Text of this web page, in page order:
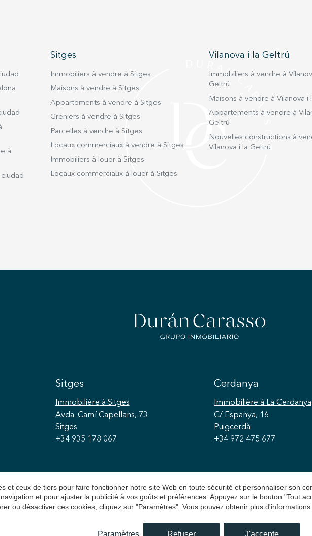
à
Sitges
Immobiliers à vendre à Sitges
Maisons à vendre à Sitges
Appartements à vendre à Sitges
Greniers à vendre à Sitges
Parcelles à vendre à Sitges
Locaux commerciaux à vendre à Sitges
Immobiliers à louer à Sitges
Locaux commerciaux à louer à Sitges
Vilanova i la Geltrú
Immobiliers à vendre à
Geltrú
Maisons à vendre à Vilanova i
Appartements à vendre à
Geltrú
Nouvelles constructions à
Vilanova i la Geltrú
Sitges
Immobilière à Sitges
Avda. Camí Capellans, 73
Sitges
+34 935 178 067
Cerdanya
Immobilière à La Cerdanya
C/ Espanya, 16
Puigcerdà
+34 972 475 677
et ceux de tiers pour faire fonctionner notre site Web en toute sécurité et personnaliser son
et pour ajuster la publicité à vos goûts et préférences. Appuyez sur le bouton "Tout
ou désactiver ces cookies, cliquez sur "Paramètres". Vous pouvez obtenir plus
Paramètres Refuser J'accepte